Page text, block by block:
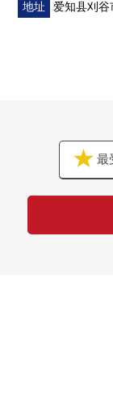
地址 爱知县刈谷
最